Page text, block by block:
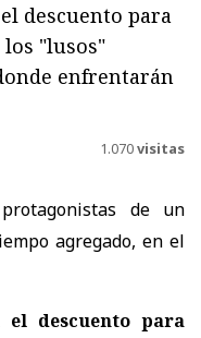
descuento para
los "lusos"
enfrentarán
1.070visitas
de un
agregado, en el
el descuento para